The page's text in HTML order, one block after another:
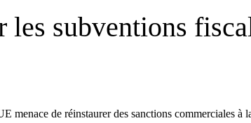
subventions
menace de réinstaurer des sanctions commerciales à